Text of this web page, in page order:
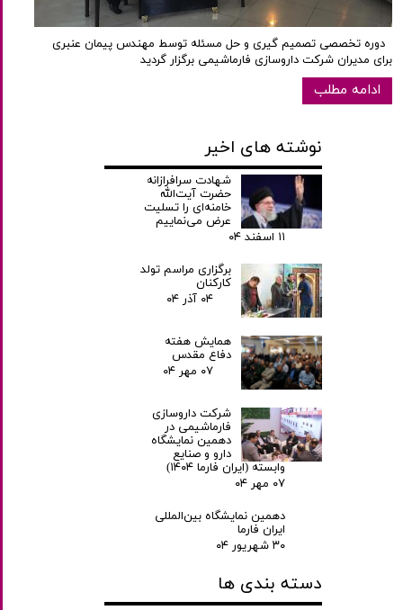
دوره تخصصی تصمیم گیری و حل مسئله توسط مهندس پیمان عنبری
برای مدیران شرکت داروسازی فارماشیمی برگزار گردید
ادامه مطلب
نوشته های اخیر
شهادت سرافرازانه
حضرت آیت‌الله
خامنه‌ای را تسلیت
عرض می‌نماییم
۱۱ اسفند ۰۴
برگزاری مراسم تولد
کارکنان
۰۴ آذر ۰۴
همایش هفته
دفاع مقدس
۰۷ مهر ۰۴
شرکت داروسازی
فارماشیمی در
دهمین نمایشگاه
دارو و صنایع
وابسته (ایران فارما ۱۴۰۴)
۰۷ مهر ۰۴
دهمین نمایشگاه بین‌المللی
ایران فارما
۳۰ شهریور ۰۴
دسته بندی ها